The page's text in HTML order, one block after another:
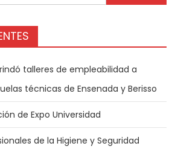
talleres de empleabilidad a
técnicas de Ensenada y Berisso
de Expo Universidad
de la Higiene y Seguridad